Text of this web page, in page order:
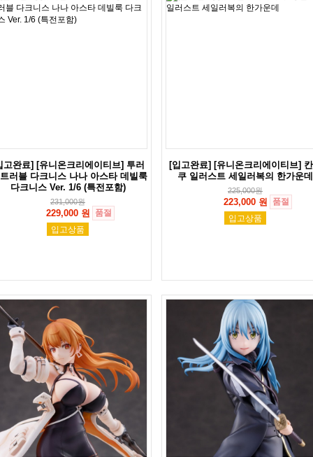
고완료] [유니온크리에이티브] 투러
러블 다크니스 나나 아스타 데빌룩
다크니스 Ver. 1/6 (특전포함)
231,000원
229,000 원
품절
입고상품
[입고완료] [유니온크리에이티브]
쿠 일러스트 세일러복의 한가운데
225,000원
223,000 원
품절
입고상품